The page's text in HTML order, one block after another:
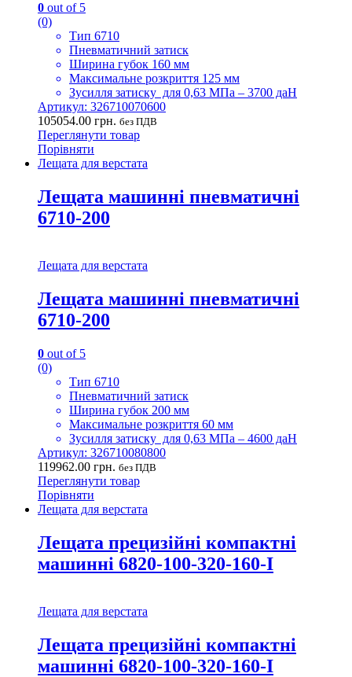
0 out of 5
(0)
Тип 6710
Пневматичний затиск
Ширина губок 160 мм
Максимальне розкриття 125 мм
Зусилля затиску для 0,63 МПа – 3700 даН
Артикул: 326710070600
105054.00 грн. без ПДВ
Переглянути товар
Порівняти
Лещата для верстата
Лещата машинні пневматичні
6710-200
Лещата для верстата
Лещата машинні пневматичні
6710-200
0 out of 5
(0)
Тип 6710
Пневматичний затиск
Ширина губок 200 мм
Максимальне розкриття 60 мм
Зусилля затиску для 0,63 МПа – 4600 даН
Артикул: 326710080800
119962.00 грн. без ПДВ
Переглянути товар
Порівняти
Лещата для верстата
Лещата прецизійні компактні
машинні 6820-100-320-160-I
Лещата для верстата
Лещата прецизійні компактні
машинні 6820-100-320-160-I